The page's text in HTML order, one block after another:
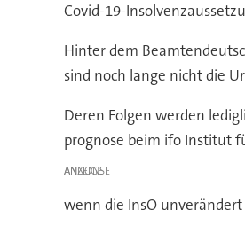
Covid-19-
Hinter dem
sind noch lange nicht die
Deren Folgen werden
prognose beim ifo Institut
ANZEIGE
wenn die InsO